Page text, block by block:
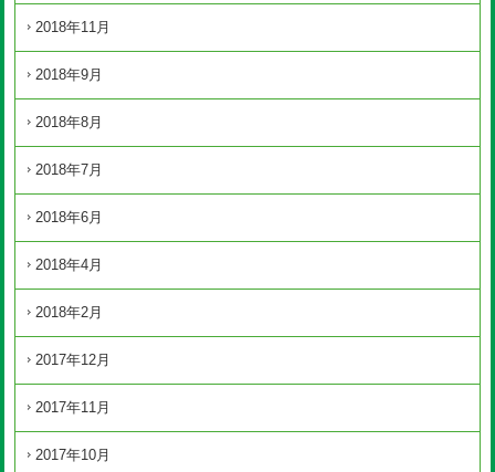
2018年11月
2018年9月
2018年8月
2018年7月
2018年6月
2018年4月
2018年2月
2017年12月
2017年11月
2017年10月